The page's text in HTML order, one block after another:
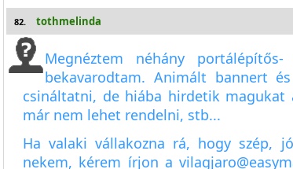
82. tothmelinda
Megnéztem néhány
bekavarodtam. Animált bannert
csináltatni, de hiába hirdetik magukat
már nem lehet rendelni, stb...
Ha valaki vállakozna rá, hogy szép,
nekem, kérem írjon a